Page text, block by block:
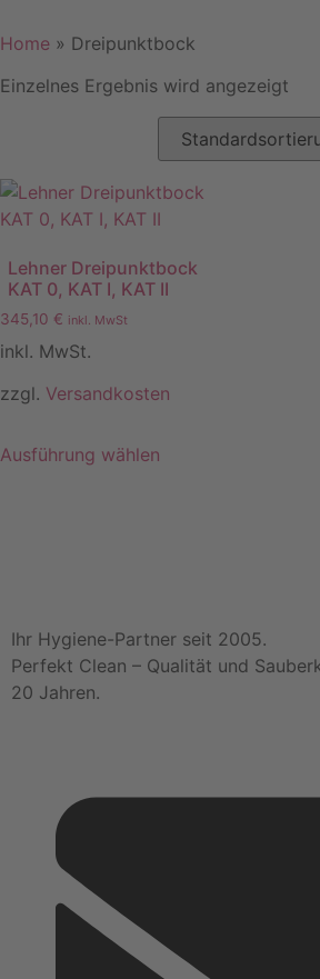
Home » Dreipunktbock
Einzelnes Ergebnis wird angezeigt
Lehner Dreipunktbock
KAT 0, KAT I, KAT II
345,10 € inkl. MwSt
inkl. MwSt.
zzgl. Versandkosten
Ausführung wählen
Ihr Hygiene-Partner seit 2005.
Perfekt Clean – Qualität und
20 Jahren.